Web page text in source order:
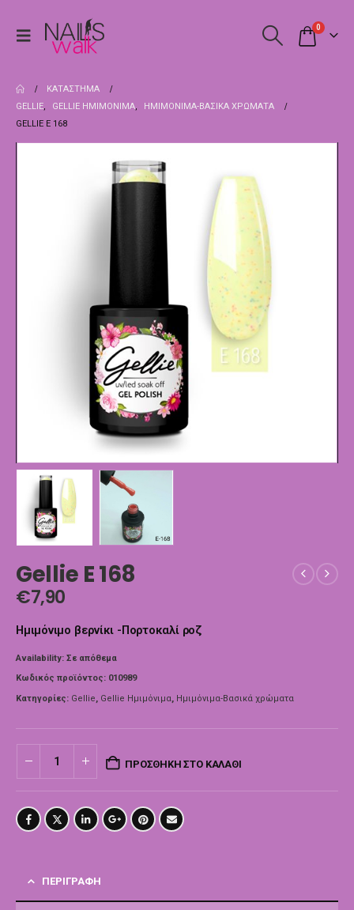
0
ΚΑΤΆΣΤΗΜΑ
GELLIE, GELLIE ΗΜΙΜΌΝΙΜΑ,
ΗΜΙΜΌΝΙΜΑ-ΒΑΣΙΚΆ ΧΡΏΜΑΤΑ
GELLIE E 168
Gellie E 168
€7,90
Ημιμόνιμο βερνίκι -Πορτοκαλί ροζ
Availability: Σε απόθεμα
Κωδικός προϊόντος: 010989
Κατηγορίες: Gellie, Gellie Ημιμόνιμα, Ημιμόνιμα-Βασικά χρώματα
ΠΡΟΣΘΉΚΗ ΣΤΟ ΚΑΛΆΘΙ
ΠΕΡΙΓΡΑΦΉ